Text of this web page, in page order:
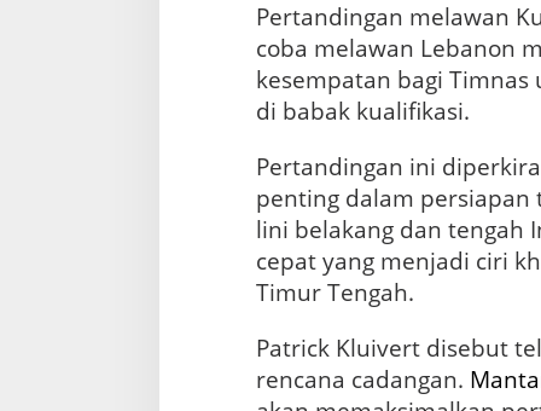
Pertandingan melawan
coba melawan Lebanon
kesempatan bagi
di babak kualifikasi.
Pertandingan ini
penting dalam persiapan
lini belakang dan tengah
cepat yang menjadi ciri
Timur Tengah.
Patrick Kluivert disebut
rencana cadangan.